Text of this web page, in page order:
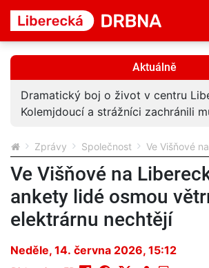
Aktuálně
Dramatický boj o život v centru
Kolemjdoucí a strážníci zachránili
Zprávy Společnost Ve Višňové
Ve Višňové na
ankety lidé osmou
elektrárnu nechtějí
Neděle, 14. června 2026, 15:12